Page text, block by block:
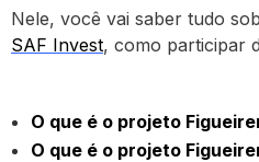
Nele, você vai saber tudo
SAF Invest, como participar
O que é o projeto
O que é o projeto